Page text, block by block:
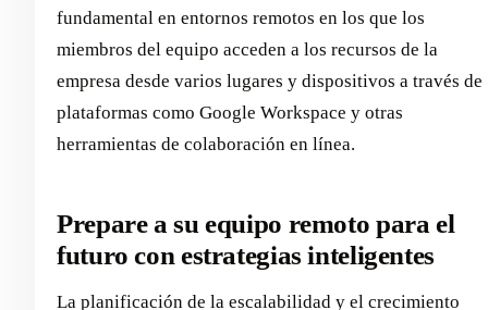
fundamental en entornos remotos en los que los
miembros del equipo acceden a los recursos de la
empresa desde varios lugares y dispositivos a través de
plataformas como Google Workspace y otras
herramientas de colaboración en línea.
Prepare a su equipo remoto para el
futuro con estrategias inteligentes
La planificación de la escalabilidad y el crecimiento